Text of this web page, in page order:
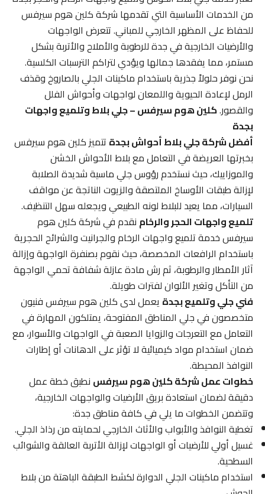
من الخدمات الأساسية التي تقدمها شركة كلين هوم سيرفس
للحفاظ على المظهر الخارجي للمباني. تتعرض الواجهات
والأرضيات الخارجية في جدة للرطوبة والأملاح والأتربة بشكل
مستمر، مما يفقدها جمالها ويؤدي لتراكم الترسبات الكلسية.
نحن نوفر حلولاً جذرية باستخدام ماكينات الجلي بالصاروخ وقذف
الرمل لإعادة الحيوية واللمعان لواجهات وأحواش الفلل
والقصور.كلين هوم سيرفس – جلي بلاط وتلميع واجهات
بجدة
أفضل شركة جلي بلاط أحواش بجدةتتميز كلين هوم سيرفس
بخبرتها العريضة في التعامل مع بلاط الأحواش الخشن
والموزاييك، حيث نستخدم رؤوس جلي ماسية شديدة الصلابة
لإزالة طبقات الأوساخ الملتصقة والزيوت الناتجة عن مواقف
السيارات، مما يعيد للبلاط لونه الطبيعي ويجعله سهل التنظيف.
تلميع واجهات الحجر والرخامنقدم في شركة كلين هوم
سيرفس خدمة تلميع واجهات الرخام والجرانيت والشرائح الحجرية
باستخدام الرافعات المخصصة، حيث نقوم بصنفرة الواجهة وإزالة
آثار الأمطار والرطوبة، ثم رش مادة عازلة شفافة تحمي الواجهة
من التأكل وتغير الألوان لفترات طويلة.
فني جلي وتلميع بجدةيعمل لدى كلين هوم سيرفس فنيون
متخصصون في جلي المناطق المفتوحة، يمتلكون المهارة في
التعامل مع التعرجات والزوايا الصعبة في الواجهات والأسوار، مع
ضمان استخدام مواد كيميائية لا تؤثر على الدهانات أو إطارات
النوافذ المحيطة.
خطوات عمل شركة كلين هوم سيرفسنطبق خطة عمل
دقيقة لضمان استعادة بريق الأرضيات والواجهات الخارجية،
وتتضمن الخطوات ما يلي في كافة مناطق جدة:
تغطية النوافذ والأبواب والأثاث الخارجي لحمايته من رذاذ الجلي.
غسيل أولي للأرضيات أو الواجهات لإزالة الأتربة العالقة والشوائب
السطحية.
استخدام ماكينات الجلي الدوارة لكشط الطبقة الباهتة من بلاط